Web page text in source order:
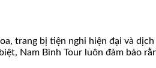
trang bị tiện nghi hiện đại và
Nam Bình Tour luôn đảm bảo